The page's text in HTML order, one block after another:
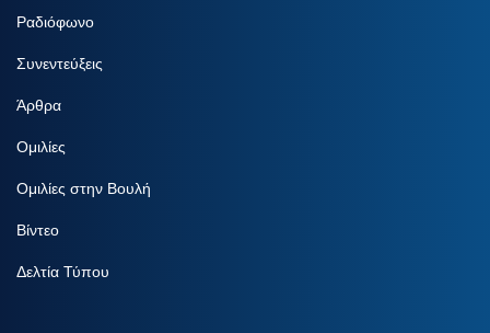
Ραδιόφωνο
Συνεντεύξεις
Άρθρα
Ομιλίες
Ομιλίες στην Βουλή
Βίντεο
Δελτία Τύπου